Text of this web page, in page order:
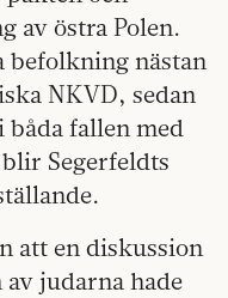
av östra Polen.
befolkning nästan
NKVD, sedan
båda fallen med
Segerfeldts
att en diskussion
judarna hade